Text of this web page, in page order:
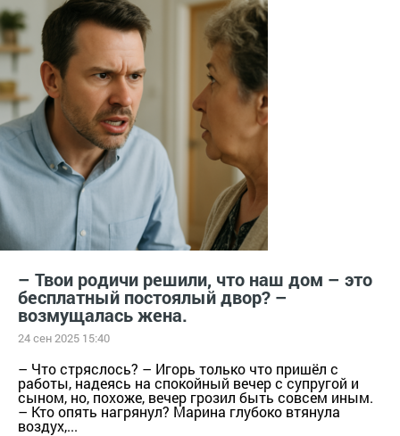
– Твои родичи решили, что наш дом – это
бесплатный постоялый двор? –
возмущалась жена.
24 сен 2025 15:40
– Что стряслось? – Игорь только что пришёл с
работы, надеясь на спокойный вечер с супругой и
сыном, но, похоже, вечер грозил быть совсем иным.
– Кто опять нагрянул? Марина глубоко втянула
воздух,...